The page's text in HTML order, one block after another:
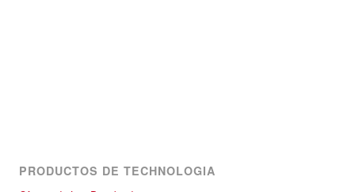
PRODUCTOS DE TECHNOLOGIA